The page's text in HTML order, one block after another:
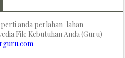
anda perlahan-lahan
File Kebutuhan Anda (Guru)